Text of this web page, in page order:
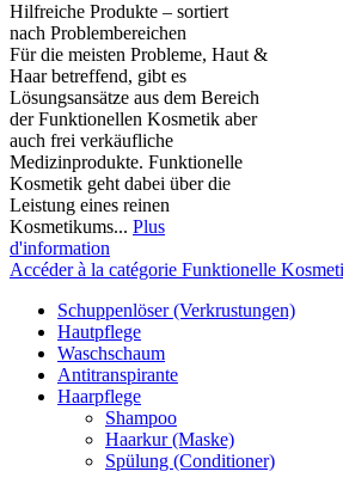
Hilfreiche Produkte – sortiert
nach Problembereichen
Für die meisten Probleme, Haut &
Haar betreffend, gibt es
Lösungsansätze aus dem Bereich
der Funktionellen Kosmetik aber
auch frei verkäufliche
Medizinprodukte. Funktionelle
Kosmetik geht dabei über die
Leistung eines reinen
Kosmetikums... Plus
d'information
Accéder à la catégorie Funktionelle
Schuppenlöser (Verkrustungen)
Hautpflege
Waschschaum
Antitranspirante
Haarpflege
Shampoo
Haarkur (Maske)
Spülung (Conditioner)